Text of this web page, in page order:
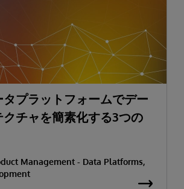
プラットフォームでデー
クチャを簡素化する3つの
Management - Data Platforms,